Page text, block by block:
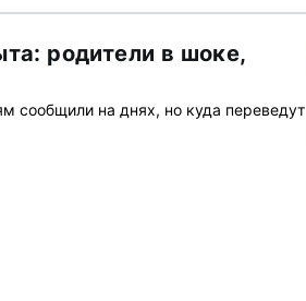
родители в шоке,
сообщили на днях, но куда переведут